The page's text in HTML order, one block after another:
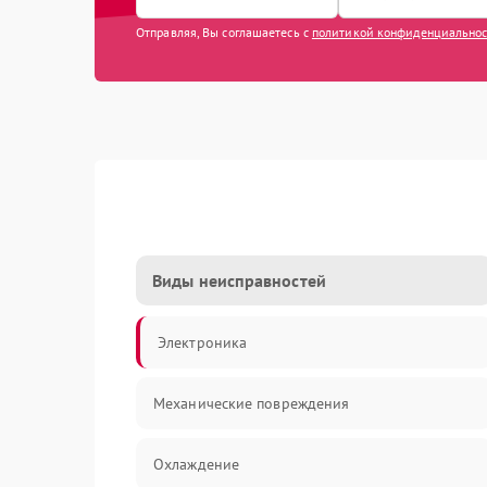
Отправляя, Вы соглашаетесь с политикой
Виды неисправностей
Электроника
Механические повреждения
Охлаждение